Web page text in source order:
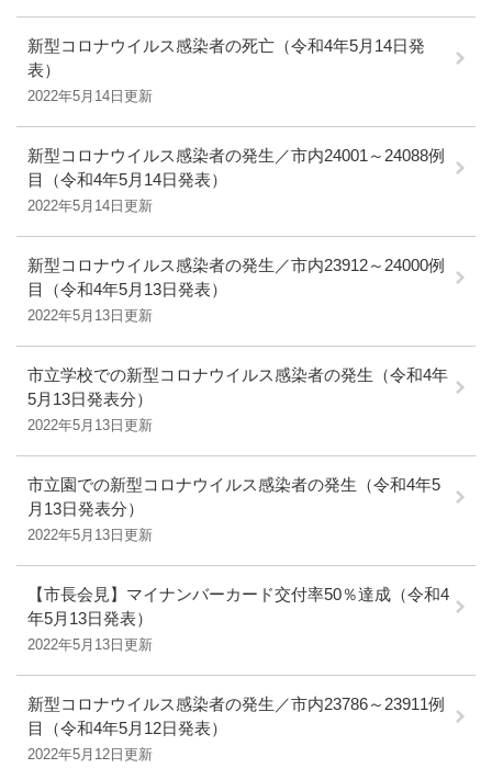
新型コロナウイルス感染者の死亡（令和4年5月14日発
表）
2022年5月14日更新
新型コロナウイルス感染者の発生／市内24001～24088例
目（令和4年5月14日発表）
2022年5月14日更新
新型コロナウイルス感染者の発生／市内23912～24000例
目（令和4年5月13日発表）
2022年5月13日更新
市立学校での新型コロナウイルス感染者の発生（令和4年
5月13日発表分）
2022年5月13日更新
市立園での新型コロナウイルス感染者の発生（令和4年5
月13日発表分）
2022年5月13日更新
【市長会見】マイナンバーカード交付率50％達成（令和4
年5月13日発表）
2022年5月13日更新
新型コロナウイルス感染者の発生／市内23786～23911例
目（令和4年5月12日発表）
2022年5月12日更新